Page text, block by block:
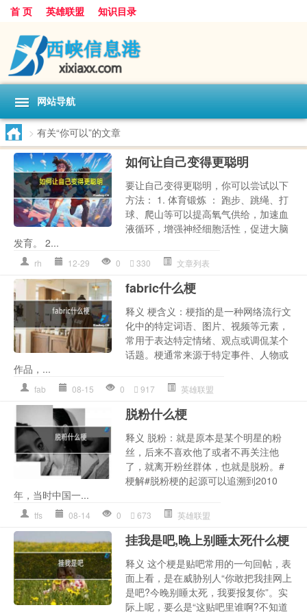
首 页 英雄联盟 知识目录
网站导航
> 有关“你可以”的文章
如何让自己变得更聪明
要让自己变得更聪明，你可以尝试以下
方法： 1. 体育锻炼 ： 跑步、跳绳、打
球、爬山等可以提高氧气供给，加速血
液循环，增强神经细胞活性，促进大脑
发育。 2...
rh 12-29 0 330 文章列表
fabric什么梗
释义 梗含义：梗指的是一种网络流行文
化中的特定词语、图片、视频等元素，
常用于表达特定情绪、观点或调侃某个
话题。梗通常来源于特定事件、人物或
作品，...
fab 08-15 0 917 英雄联盟
脱粉什么梗
释义 脱粉：就是原本是某个明星的粉
丝，后来不喜欢他了或者不再关注他
了，就离开粉丝群体，也就是脱粉。#
梗解#脱粉梗的起源可以追溯到2010
年，当时中国一...
tfs 08-14 0 673 英雄联盟
挂我是吧,晚上别睡太死什么梗
释义 这个梗是贴吧常用的一句回帖，表
面上看，是在威胁别人“你敢把我挂网上
是吧?今晚别睡太死，我要报复你”。实
际上呢，要么是“这贴吧里谁啊?不知道